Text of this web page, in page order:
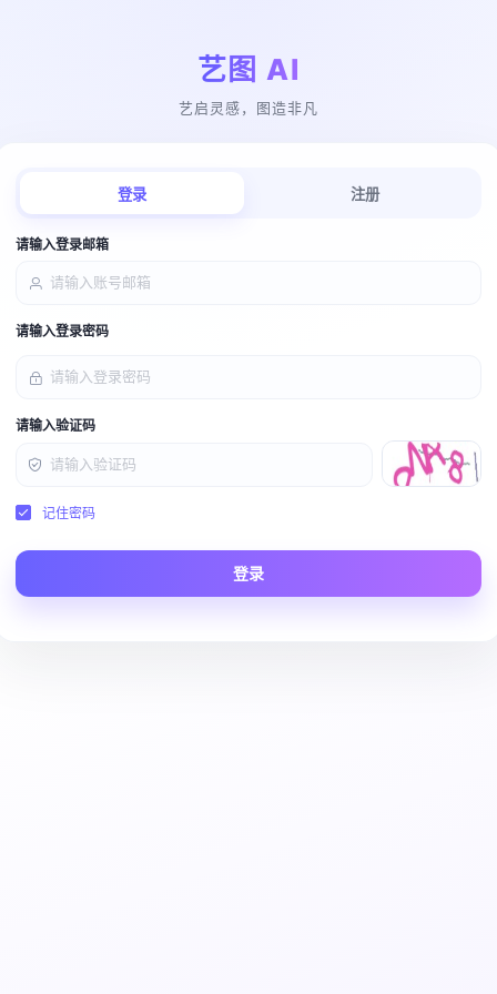
艺图 AI
艺启灵感，图造非凡
登录 注册
请输入登录邮箱
请输入登录密码
请输入验证码
记住密码
登录